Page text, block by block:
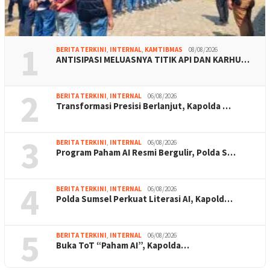
1 BERITA TERKINI, INTERNAL, KAMTIBMAS 08/08/2026
ANTISIPASI MELUASNYA TITIK API DAN KARHU…
2 BERITA TERKINI, INTERNAL 06/08/2026
Transformasi Presisi Berlanjut, Kapolda …
3 BERITA TERKINI, INTERNAL 06/08/2026
Program Paham AI Resmi Bergulir, Polda S…
4 BERITA TERKINI, INTERNAL 06/08/2026
Polda Sumsel Perkuat Literasi AI, Kapold…
5 BERITA TERKINI, INTERNAL 06/08/2026
Buka ToT “Paham AI”, Kapolda…